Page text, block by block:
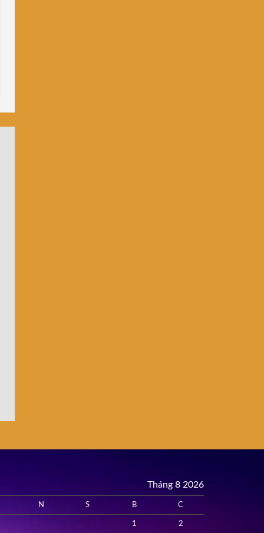
Tháng 8 2026
N S B C
1 2